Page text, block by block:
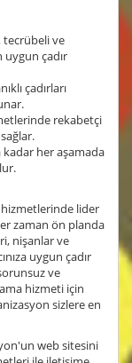
tecrübeli ve
çadır
çadırları
rekabetçi
her aşamada
hizmetlerinde lider
zaman ön planda
nişanlar ve
uygun çadır
ve
hizmeti için
sizlere en
web sitesini